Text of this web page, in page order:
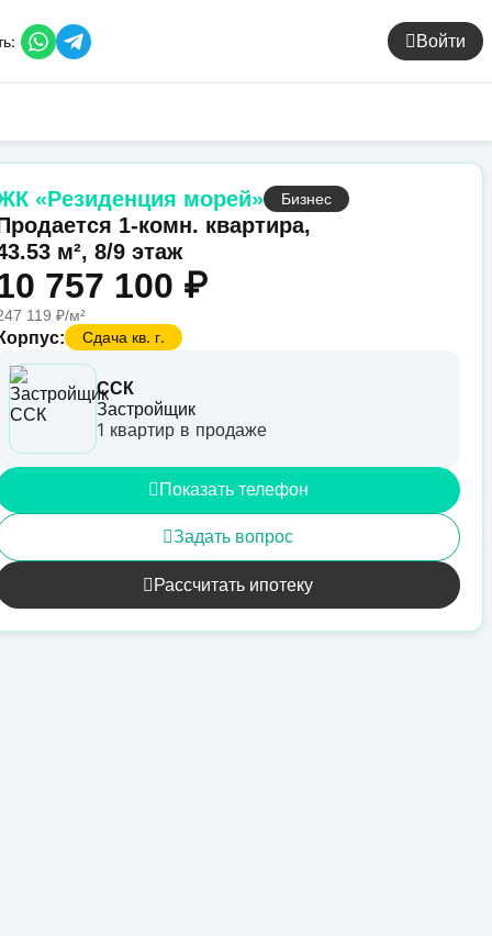
Войти
1-комн. квартира,
м², 8/9 этаж
757 100 ₽
119 ₽/м²
«Резиденция морей» Бизнес
Корпус: Сдача кв. г.
ССК
Застройщик
1 квартир в продаже
Показать телефон
Задать вопрос
Рассчитать ипотеку